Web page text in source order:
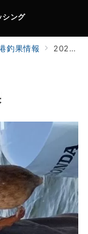
シング
釣果情報 2025年6月22日海賊船釣果